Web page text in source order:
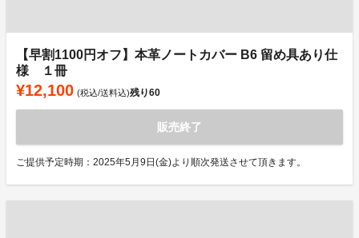
【早割1100円オフ】本革ノートカバー B6 留め具あり仕
様 １冊
¥12,100 (税込/送料込)残り60
販売終了
ご提供予定時期：2025年5月9日(金)より順次発送させて頂きます。